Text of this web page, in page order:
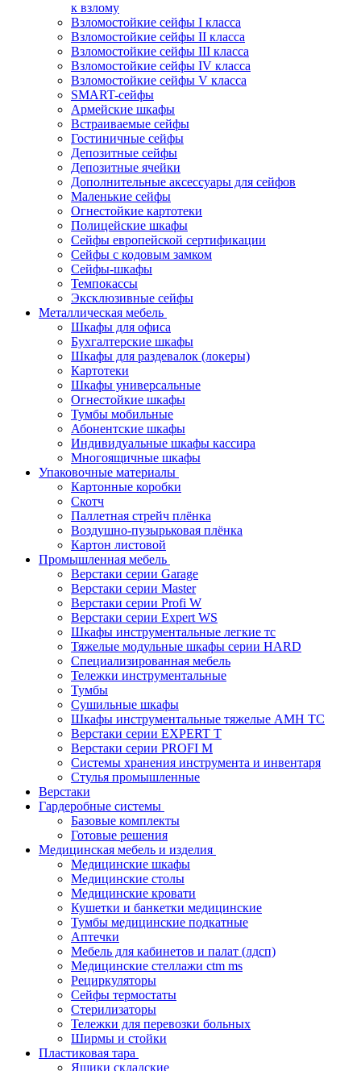
к взлому
Взломостойкие сейфы I класса
Взломостойкие сейфы II класса
Взломостойкие сейфы III класса
Взломостойкие сейфы IV класса
Взломостойкие сейфы V класса
SMART-сейфы
Армейские шкафы
Встраиваемые сейфы
Гостиничные сейфы
Депозитные сейфы
Депозитные ячейки
Дополнительные аксессуары для сейфов
Маленькие сейфы
Огнестойкие картотеки
Полицейские шкафы
Сейфы европейской сертификации
Сейфы с кодовым замком
Сейфы-шкафы
Темпокассы
Эксклюзивные сейфы
Металлическая мебель
Шкафы для офиса
Бухгалтерские шкафы
Шкафы для раздевалок (локеры)
Картотеки
Шкафы универсальные
Огнестойкие шкафы
Тумбы мобильные
Абонентские шкафы
Индивидуальные шкафы кассира
Многоящичные шкафы
Упаковочные материалы
Картонные коробки
Скотч
Паллетная стрейч плёнка
Воздушно-пузырьковая плёнка
Картон листовой
Промышленная мебель
Верстаки серии Garage
Верстаки серии Master
Верстаки серии Profi W
Верстаки серии Expert WS
Шкафы инструментальные легкие тс
Тяжелые модульные шкафы серии HARD
Cпециализированная мебель
Тележки инструментальные
Тумбы
Cушильные шкафы
Шкафы инструментальные тяжелые AMH TC
Верстаки серии EXPERT T
Верстаки серии PROFI M
Системы хранения инструмента и инвентаря
Стулья промышленные
Верстаки
Гардеробные системы
Базовые комплекты
Готовые решения
Медицинская мебель и изделия
Медицинские шкафы
Медицинские столы
Медицинские кровати
Кушетки и банкетки медицинские
Тумбы медицинские подкатные
Аптечки
Мебель для кабинетов и палат (лдсп)
Медицинские стеллажи ctm ms
Рециркуляторы
Сейфы термостаты
Стерилизаторы
Тележки для перевозки больных
Ширмы и стойки
Пластиковая тара
Ящики складские